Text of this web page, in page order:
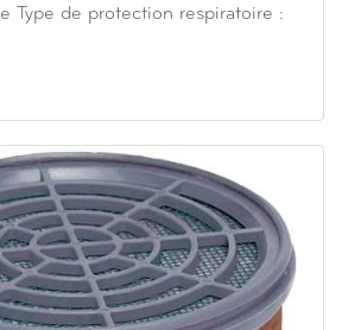
Type de protection respiratoire :